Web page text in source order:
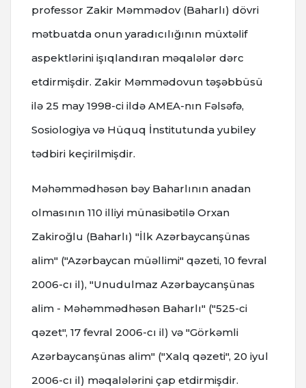
professor Zakir Məmmədov (Baharlı) dövri
mətbuatda onun yaradıcılığının müxtəlif
aspektlərini işıqlandıran məqalələr dərc
etdirmişdir. Zakir Məmmədovun təşəbbüsü
ilə 25 may 1998-ci ildə AMEA-nın Fəlsəfə,
Sosiologiya və Hüquq İnstitutunda yubiley
tədbiri keçirilmişdir.
Məhəmmədhəsən bəy Baharlının anadan
olmasının 110 illiyi münasibətilə Orxan
Zakiroğlu (Baharlı) "İlk Azərbaycanşünas
alim" ("Azərbaycan müəllimi" qəzeti, 10 fevral
2006-cı il), "Unudulmaz Azərbaycanşünas
alim - Məhəmmədhəsən Baharlı" ("525-ci
qəzet", 17 fevral 2006-cı il) və "Görkəmli
Azərbaycanşünas alim" ("Xalq qəzeti", 20 iyul
2006-cı il) məqalələrini çap etdirmişdir.